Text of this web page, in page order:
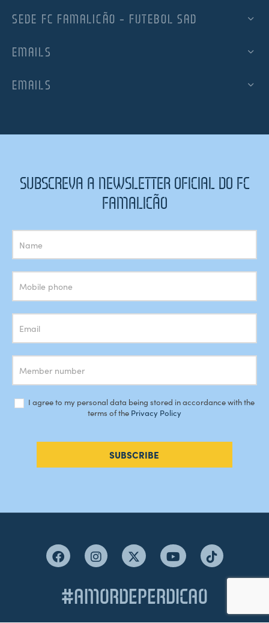
SEDE FC FAMALICÃO – FUTEBOL SAD
EMAILS
EMAILS
SUBSCREVA A NEWSLETTER OFICIAL DO FC
FAMALICÃO
Subscrição
Newsletter
I agree to my personal data being stored in accordance with the
terms of the Privacy Policy
SUBSCRIBE
#AMORDEPERDICAO